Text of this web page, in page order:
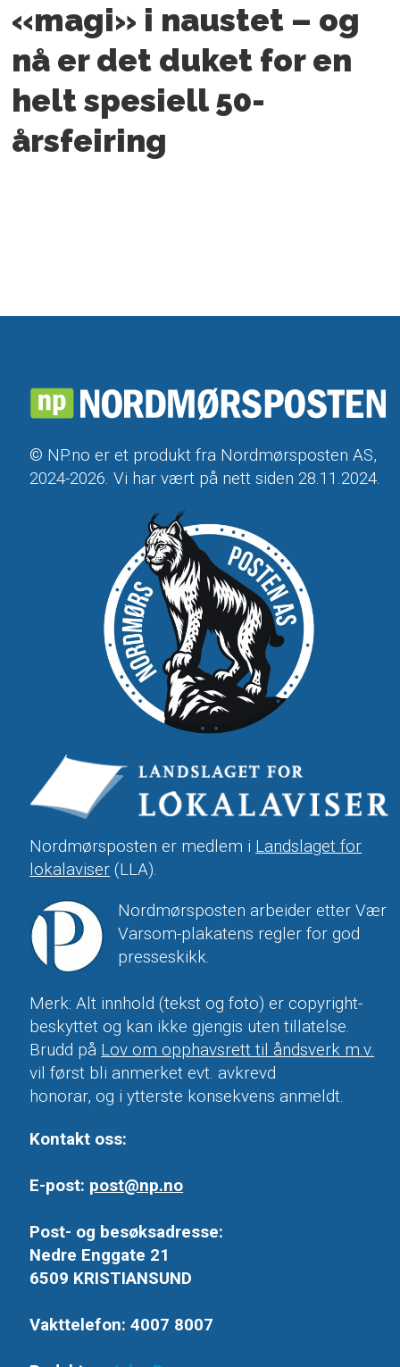
«magi» i naustet – og
nå er det duket for en
helt spesiell 50-
årsfeiring
© NP.no er et produkt fra Nordmørsposten AS,
2024-2026. Vi har vært på nett siden 28.11.2024.
Nordmørsposten er medlem i Landslaget for
lokalaviser (LLA).
Nordmørsposten arbeider etter Vær
Varsom-plakatens regler for god
presseskikk.
Merk: Alt innhold (tekst og foto) er copyright-
beskyttet og kan ikke gjengis uten tillatelse.
Brudd på Lov om opphavsrett til åndsverk m.v.
vil først bli anmerket evt. avkrevd
honorar, og i ytterste konsekvens anmeldt.
Kontakt oss:
E-post: post@np.no
Post- og besøksadresse:
Nedre Enggate 21
6509 KRISTIANSUND
Vakttelefon: 4007 8007